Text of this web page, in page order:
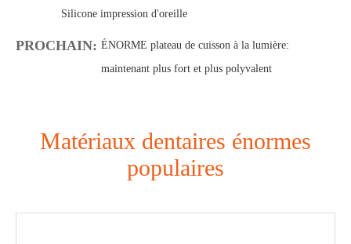
Silicone impression d'oreille
PROCHAIN: ÉNORME plateau de cuisson à la lumière:
maintenant plus fort et plus polyvalent
Matériaux dentaires énormes
populaires